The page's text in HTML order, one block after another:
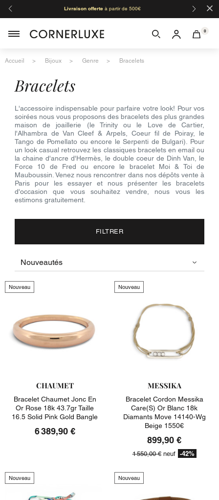
Livraison offerteà partir de 500€ ×
0
Accueil Bijoux Genre Bracelets
bracelets
L'accessoire indispensable pour parfaire votre look! Pour vos
soirées nous vous proposons des bracelets des plus grandes
maison de joaillerie (le Trinity ou le Love de Cartier,
l'Alhambra de Van Cleef & Arpels, Coeur fil de Poiray, le
Tango de Pomellato ou encore le Serpenti de Bulgari). Pour
un look casual retrouvez les classiques bracelets en email ou
la chaine d'ancre d'Hermès, le double coeur de Dinh Van, le
Force 10 de Fred ou encore le bracelet Moi & Toi de
Mauboussin. Venez nous rencontrer dans nos dépôts vente à
Paris pour les essayer et nous présenter les bracelets
d'occasion que vous souhaitez vendre, nous vous les
estimons gratuitement.
FILTRER
Nouveau
CHAUMET
Bracelet Chaumet Jonc En
Or Rose 18k 43.7gr Taille
16.5 Solid Pink Gold Bangle
6 389,90 €
Nouveau
MESSIKA
Bracelet Cordon Messika
Care(s) Or Blanc 18k
Diamants Move 14140-Wg
Beige 1550€
899,90 €
1 550,00 €neuf -42%
Nouveau Nouveau